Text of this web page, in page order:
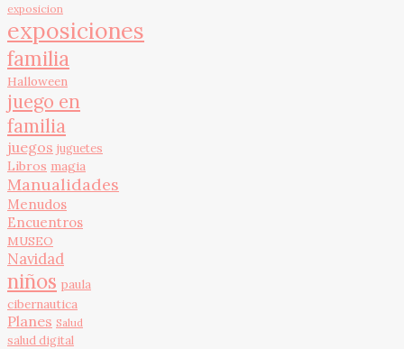
exposicion
exposiciones
familia
Halloween
juego en
familia
juegos juguetes
Libros magia
Manualidades
Menudos
Encuentros
MUSEO
Navidad
niños paula
cibernautica
Planes Salud
salud digital